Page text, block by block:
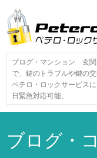
ブログ・マンション 玄
で、鍵のトラブルや鍵の
ペテロ・ロックサービス
日緊急対応可能。
ブログ・